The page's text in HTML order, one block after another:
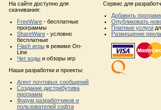
На сайте доступно для
скачивания:
FreeWare - бесплатные
программы
ShareWare - условно
бесплатные
Flash игры в режиме On-
Line
Чит коды и обзоры игр
Наши разработки и проекты:
Агент почтовых сообщений
Создание дистрибутива
программ
Форум разработчиков и
пользователей софта
Сервис для
Добавить
Опубликовать
Платные услуги
Размещение